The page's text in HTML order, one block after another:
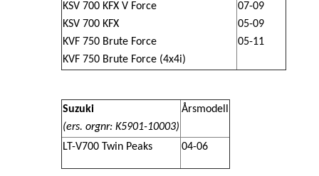
KSV 700 KFX V Force
KSV 700 KFX
KVF 750 Brute Force
KVF 750 Brute Force (4x4i)
07-09
05-09
05-11
Suzuki
(ers. orgnr: K5901-10003)
Årsmodell
LT-V700 Twin Peaks 04-06